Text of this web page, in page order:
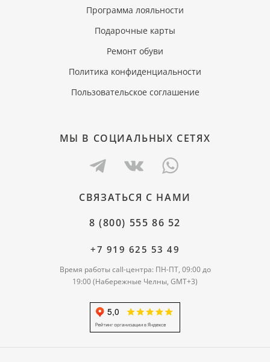
Программа лояльности
Подарочные карты
Ремонт обуви
Политика конфиденциальности
Пользовательское соглашение
МЫ В СОЦИАЛЬНЫХ СЕТЯХ
СВЯЗАТЬСЯ С НАМИ
8 (800) 555 86 52
+7 919 625 53 49
Время работы call-центра: ПН-ПТ, 09:00 до
19:00 (Набережные Челны, GMT+3)